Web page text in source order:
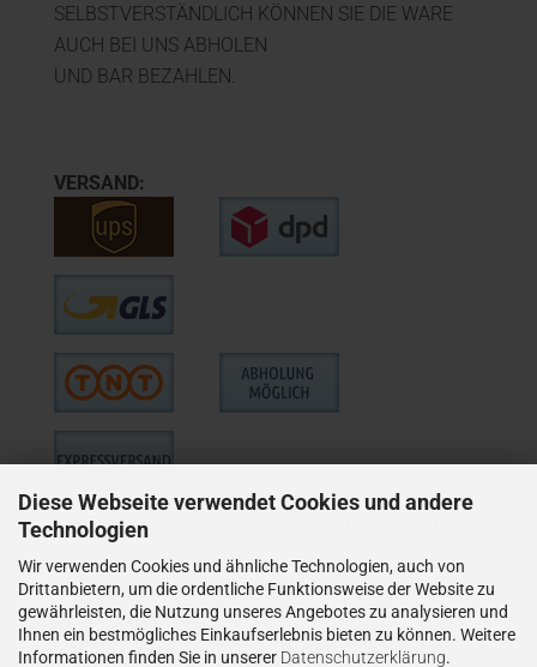
Diese Webseite verwendet Cookies und andere
Technologien
Wir verwenden Cookies und ähnliche Technologien, auch von
Drittanbietern, um die ordentliche Funktionsweise der Website zu
gewährleisten, die Nutzung unseres Angebotes zu analysieren und
Ihnen ein bestmögliches Einkaufserlebnis bieten zu können. Weitere
Informationen finden Sie in unserer Datenschutzerklärung.
SELBSTVERSTÄNDLICH KÖNNEN SIE DIE WARE
AUCH BEI UNS ABHOLEN
UND BAR BEZAHLEN.
VERSAND:
WIE VERSENDEN NUR ALS VERSICHERTES PAKET,
BZW. BEI GRÖSSEREN
LIEFERUNGEN ALS VERSICHERTER
SPEDITIONSVERSAND.
LIEFERUNGEN AN PACKSTATIONEN SIND NICHT